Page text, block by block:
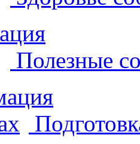
Полезные